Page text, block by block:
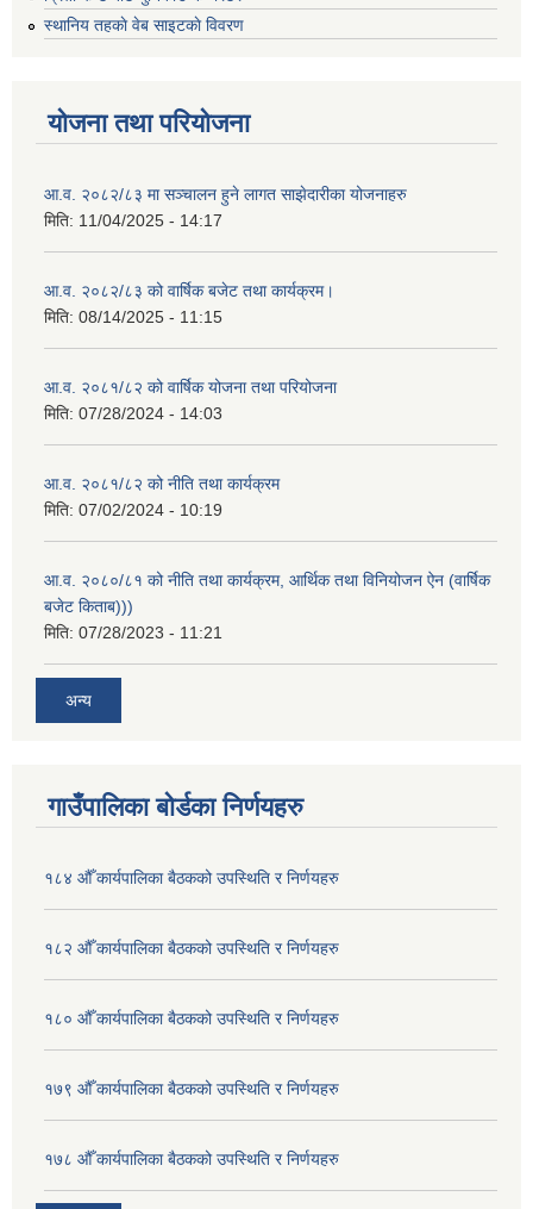
स्थानिय तहकाे वेब साइटकाे विवरण
योजना तथा परियोजना
आ.व. २०८२/८३ मा सञ्चालन हुने लागत साझेदारीका योजनाहरु
मिति: 11/04/2025 - 14:17
आ.व. २०८२/८३ को वार्षिक बजेट तथा कार्यक्रम।
मिति: 08/14/2025 - 11:15
आ.व. २०८१/८२ को वार्षिक योजना तथा परियोजना
मिति: 07/28/2024 - 14:03
आ.व. २०८१/८२ को नीति तथा कार्यक्रम
मिति: 07/02/2024 - 10:19
आ.व. २०८०/८१ को नीति तथा कार्यक्रम, आर्थिक तथा विनियोजन ऐन (वार्षिक
बजेट किताब)))
मिति: 07/28/2023 - 11:21
अन्य
गाउँपालिका बोर्डका निर्णयहरु
१८४ औँ कार्यपालिका बैठकको उपस्थिति र निर्णयहरु
१८२ औँ कार्यपालिका बैठकको उपस्थिति र निर्णयहरु
१८० औँ कार्यपालिका बैठकको उपस्थिति र निर्णयहरु
१७९ औँ कार्यपालिका बैठकको उपस्थिति र निर्णयहरु
१७८ औँ कार्यपालिका बैठकको उपस्थिति र निर्णयहरु